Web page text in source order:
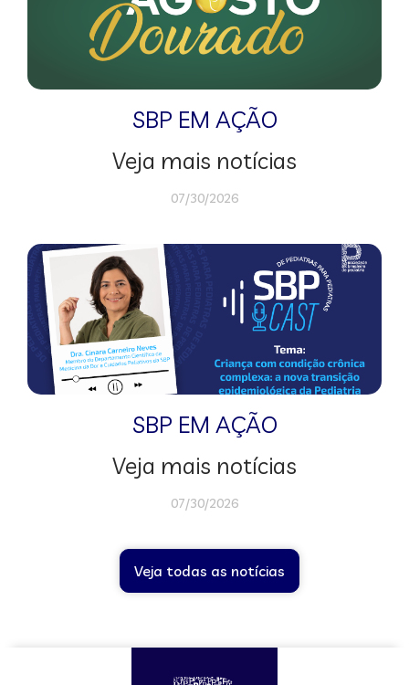
SBP EM AÇÃO
Veja mais notícias
07/30/2026
SBP EM AÇÃO
Veja mais notícias
07/30/2026
Veja todas as notícias